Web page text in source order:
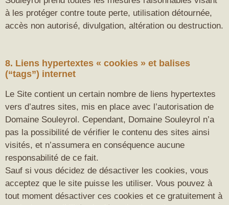
à les protéger contre toute perte, utilisation détournée,
accès non autorisé, divulgation, altération ou destruction.
8. Liens hypertextes « cookies » et balises
(“tags”) internet
Le Site contient un certain nombre de liens hypertextes
vers d’autres sites, mis en place avec l’autorisation de
Domaine Souleyrol. Cependant, Domaine Souleyrol n’a
pas la possibilité de vérifier le contenu des sites ainsi
visités, et n’assumera en conséquence aucune
responsabilité de ce fait.
Sauf si vous décidez de désactiver les cookies, vous
acceptez que le site puisse les utiliser. Vous pouvez à
tout moment désactiver ces cookies et ce gratuitement à